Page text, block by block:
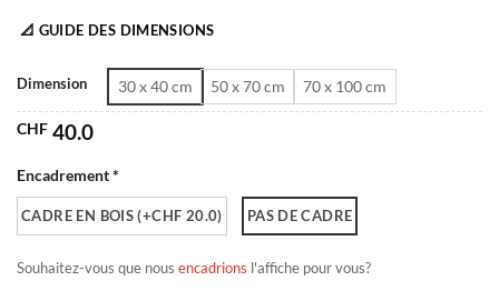
📐 GUIDE DES DIMENSIONS
Dimension 30 x 40 cm 50 x 70 cm 70 x 100 cm
CHF 40.0
Encadrement *
CADRE EN BOIS (+CHF 20.0) PAS DE CADRE
Souhaitez-vous que nous encadrions l'affiche pour vous?